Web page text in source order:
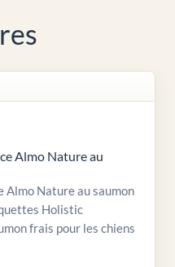
Almo Nature au
Nature au saumon
Holistic
frais pour les chiens